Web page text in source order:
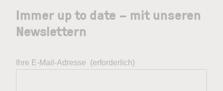
Immer up to date – mit unseren
Newslettern
Ihre E-Mail-Adresse (erforderlich)